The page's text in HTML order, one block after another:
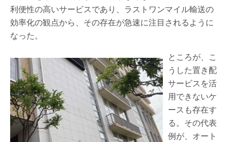
利便性の高いサービスであり、ラストワンマイル輸送の
効率化の観点から、その存在が急速に注目されるように
なった。
ところが、こ
うした置き配
サービスを活
用できないケ
ースも存在す
る。その代表
例が、オート